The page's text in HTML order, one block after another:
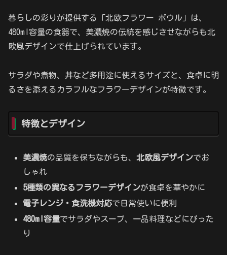
暮らしの彩りが提供する「北欧フラワー ボウル」は、
480ml容量の食器で、美濃焼の伝統を感じさせながらも北
欧風デザインで仕上げられています。
サラダや煮物、丼など多用途に使えるサイズと、食卓に明
るさを添えるカラフルなフラワーデザインが特徴です。
特徴とデザイン
美濃焼の品質を保ちながらも、北欧風デザインでお
しゃれ
5種類の異なるフラワーデザインが食卓を華やかに
電子レンジ・食洗機対応で日常使いに便利
480ml容量でサラダやスープ、一品料理などにぴった
り